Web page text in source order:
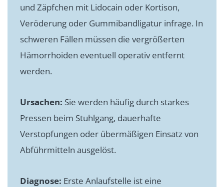
und Zäpfchen mit Lidocain oder Kortison,
Veröderung oder Gummibandligatur infrage. In
schweren Fällen müssen die vergrößerten
Hämorrhoiden eventuell operativ entfernt
werden.
Ursachen: Sie werden häufig durch starkes
Pressen beim Stuhlgang, dauerhafte
Verstopfungen oder übermäßigen Einsatz von
Abführmitteln ausgelöst.
Diagnose: Erste Anlaufstelle ist eine